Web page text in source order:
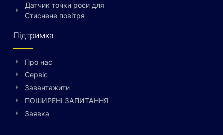
Датчик точки роси для
Стиснене повітря
Підтримка
Про нас
Сервіс
Завантажити
ПОШИРЕНІ ЗАПИТАННЯ
Заявка